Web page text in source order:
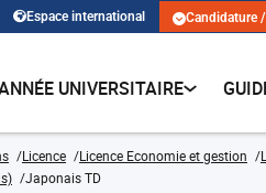
Espace international Candidature
UNIVERSITAIRE
Licence Licence Economie et gestion
Japonais TD